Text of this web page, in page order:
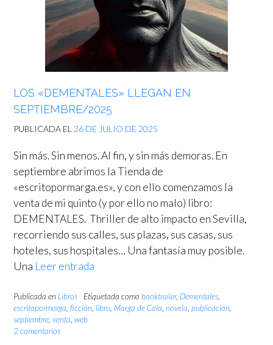
LOS «DEMENTALES» LLEGAN EN
SEPTIEMBRE/2025
PUBLICADA EL 26 DE JULIO DE 2025
Sin más. Sin menos. Al fin, y sin más demoras. En
septiembre abrimos la Tienda de
«escritopormarga.es», y con ello comenzamos la
venta de mi quinto (y por ello no malo) libro:
DEMENTALES. Thriller de alto impacto en Sevilla,
recorriendo sus calles, sus plazas, sus casas, sus
hoteles, sus hospitales… Una fantasía muy posible.
Una Leer entrada
Publicada en Libros Etiquetada como booktrailer, Dementales
escritopormarga ficción libro Marga de Cala novela publicación
septiembre venta web
2 comentarios